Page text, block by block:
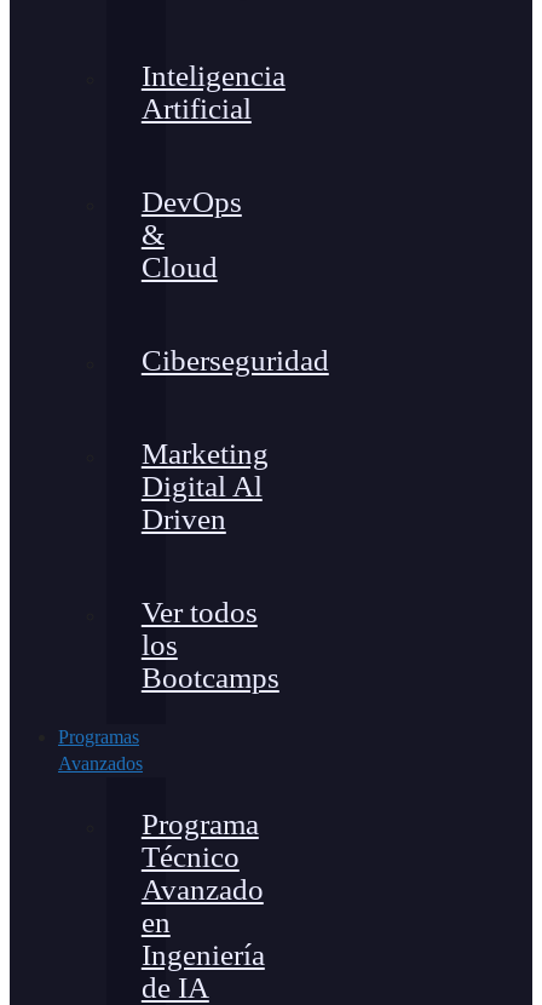
Inteligencia
Artificial
DevOps
&
Cloud
Ciberseguridad
Marketing
Digital Al
Driven
Ver todos
los
Bootcamps
Programas
Avanzados
Programa
Técnico
Avanzado
en
Ingeniería
de IA